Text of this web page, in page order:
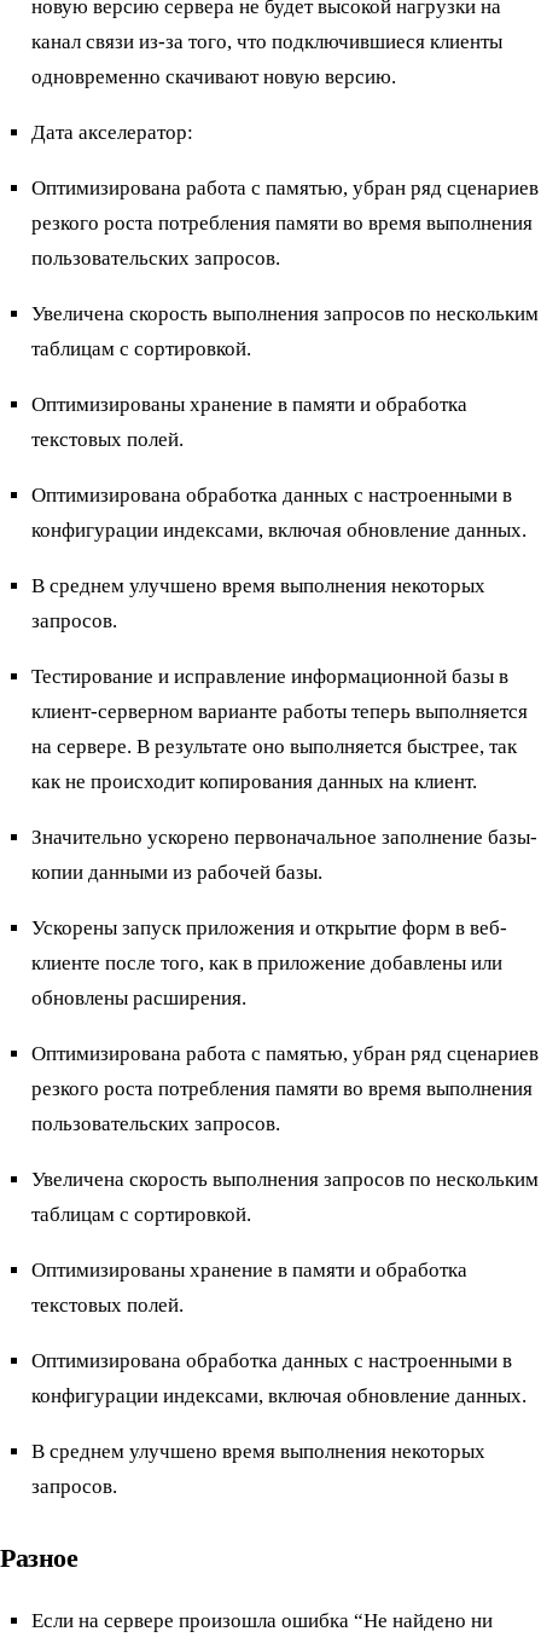
новую версию сервера не будет высокой нагрузки на
канал связи из-за того, что подключившиеся клиенты
одновременно скачивают новую версию.
Дата акселератор:
Оптимизирована работа с памятью, убран ряд сценариев
резкого роста потребления памяти во время выполнения
пользовательских запросов.
Увеличена скорость выполнения запросов по нескольким
таблицам с сортировкой.
Оптимизированы хранение в памяти и обработка
текстовых полей.
Оптимизирована обработка данных с настроенными в
конфигурации индексами, включая обновление данных.
В среднем улучшено время выполнения некоторых
запросов.
Тестирование и исправление информационной базы в
клиент-серверном варианте работы теперь выполняется
на сервере. В результате оно выполняется быстрее, так
как не происходит копирования данных на клиент.
Значительно ускорено первоначальное заполнение базы-
копии данными из рабочей базы.
Ускорены запуск приложения и открытие форм в веб-
клиенте после того, как в приложение добавлены или
обновлены расширения.
Оптимизирована работа с памятью, убран ряд сценариев
резкого роста потребления памяти во время выполнения
пользовательских запросов.
Увеличена скорость выполнения запросов по нескольким
таблицам с сортировкой.
Оптимизированы хранение в памяти и обработка
текстовых полей.
Оптимизирована обработка данных с настроенными в
конфигурации индексами, включая обновление данных.
В среднем улучшено время выполнения некоторых
запросов.
Разное
Если на сервере произошла ошибка “Не найдено ни